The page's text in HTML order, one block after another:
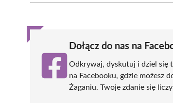
(Twitter)
Dołącz do nas na
Odkrywaj, dyskutuj i dziel się
na Facebooku, gdzie możesz
Żaganiu. Twoje zdanie się